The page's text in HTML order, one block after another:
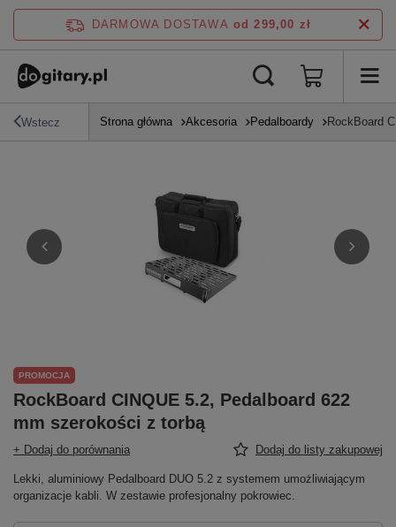
DARMOWA DOSTAWA od 299,00 zł
Wstecz Strona główna Akcesoria Pedalboardy RockBoard
PROMOCJA
RockBoard CINQUE 5.2, Pedalboard 622
mm szerokości z torbą
+ Dodaj do porównania Dodaj do listy zakupowej
Lekki, aluminiowy Pedalboard DUO 5.2 z systemem umożliwiającym
organizacje kabli. W zestawie profesjonalny pokrowiec.